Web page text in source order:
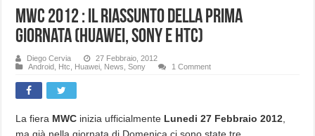
MWC 2012 : Il riassunto della prima
giornata (Huawei, Sony e Htc)
Diego Cervia
27 Febbraio, 2012
Android Htc Huawei News ,Sony 1 Comment
La fiera MWC inizia ufficialmente Lunedi 27 Febbraio 2012
ma già nella giornata di Domenica ci sono state tre